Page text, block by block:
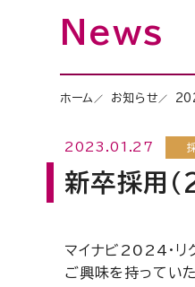
News
ホーム お知らせ
2023.01.27
新卒採用
マイナビ2024・リ
ご興味を持ってい